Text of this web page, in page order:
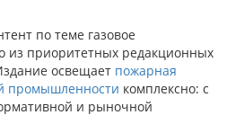
по теме газовое
приоритетных редакционных
освещает пожарная
промышленности комплексно: с
и рыночной